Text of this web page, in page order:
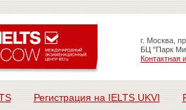
г. Москва,
БЦ "Парк
Контактная
Регистрация на IELTS UKVI